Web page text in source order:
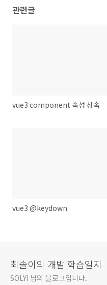
관련글
vue3 component 속성 상속
vue3 @keydown
최솔이의 개발 학습일지
SOLYI 님의 블로그입니다.